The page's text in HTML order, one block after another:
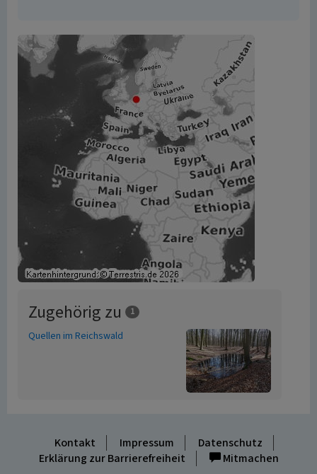
Zugehörig zu 1
Quellen im Reichswald
Kontakt Impressum
Datenschutz
Erklärung zur Barrierefreiheit
Mitmachen